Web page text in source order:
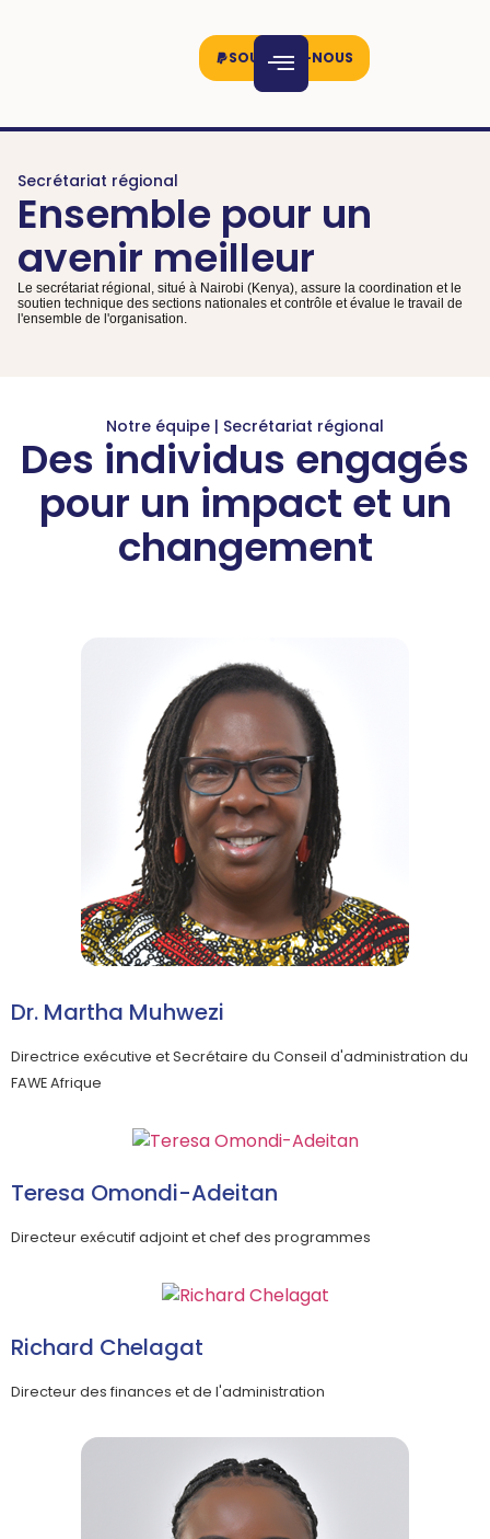
SOUTENEZ-NOUS
Secrétariat régional
Ensemble pour un
avenir meilleur
Le secrétariat régional, situé à Nairobi (Kenya), assure la coordination et le
soutien technique des sections nationales et contrôle et évalue le travail de
l'ensemble de l'organisation.
Notre équipe | Secrétariat régional
Des individus engagés
pour un impact et un
changement
Dr. Martha Muhwezi
Directrice exécutive et Secrétaire du Conseil d'administration du
FAWE Afrique
Teresa Omondi-Adeitan
Directeur exécutif adjoint et chef des programmes
Richard Chelagat
Directeur des finances et de l'administration